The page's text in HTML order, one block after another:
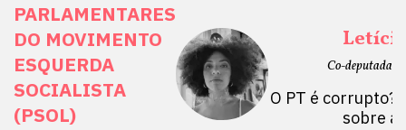
PARLAMENTARES
DO MOVIMENTO
ESQUERDA
SOCIALISTA
(PSOL)
Direitos
do Sul, SP)
Mulheres por +
Público abre
Co-deputada
O PT é corrupto?
sobre a